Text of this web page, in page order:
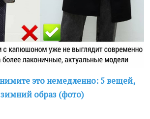
это немедленно: 5 вещей,
образ (фото)